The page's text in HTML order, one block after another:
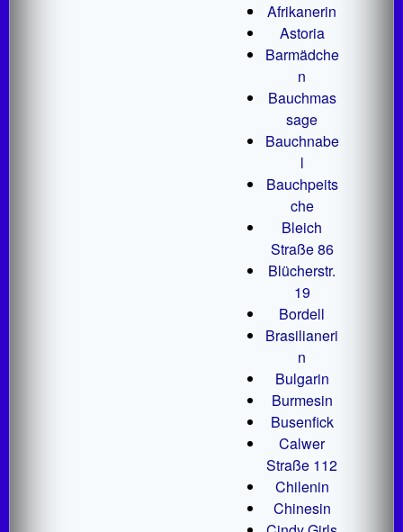
Afrikanerin
Astoria
Barmädche
n
Bauchmas
sage
Bauchnabe
l
Bauchpeits
che
Bleich
Straße 86
Blücherstr.
19
Bordell
Brasilianeri
n
Bulgarin
Burmesin
Busenfick
Calwer
Straße 112
Chilenin
Chinesin